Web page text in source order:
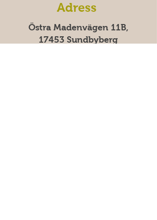
Adress
Östra Madenvägen 11B,
17453 Sundbyberg